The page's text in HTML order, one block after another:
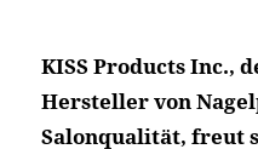
KISS Products Inc.,
Hersteller von
Salonqualität, freut